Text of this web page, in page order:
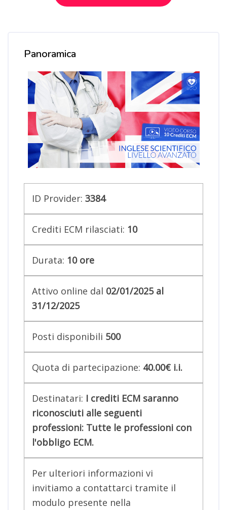
Panoramica
ID Provider: 3384
Crediti ECM rilasciati: 10
Durata: 10 ore
Attivo online dal 02/01/2025 al
31/12/2025
Posti disponibili 500
Quota di partecipazione: 40.00€ i.i.
Destinatari: I crediti ECM saranno
riconosciuti alle seguenti
professioni: Tutte le professioni con
l'obbligo ECM.
Per ulteriori informazioni vi
invitiamo a contattarci tramite il
modulo presente nella